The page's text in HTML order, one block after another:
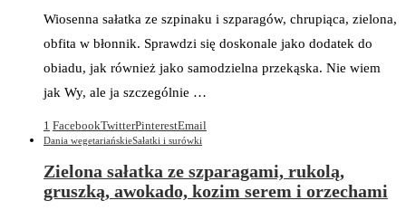
Wiosenna sałatka ze szpinaku i szparagów, chrupiąca, zielona,
obfita w błonnik. Sprawdzi się doskonale jako dodatek do
obiadu, jak również jako samodzielna przekąska. Nie wiem
jak Wy, ale ja szczególnie …
1 FacebookTwitterPinterestEmail
Dania wegetariańskieSałatki i surówki
Zielona sałatka ze szparagami, rukolą,
gruszką, awokado, kozim serem i orzechami